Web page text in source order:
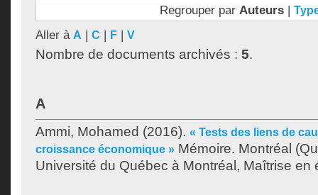
Regrouper par Auteurs|
Aller à A | C | F | V
Nombre de documents archivés : 5.
A
Ammi, Mohamed (2016). « Tests des liens de
croissance économique » Mémoire. Montréal
Université du Québec à Montréal, Maîtrise en